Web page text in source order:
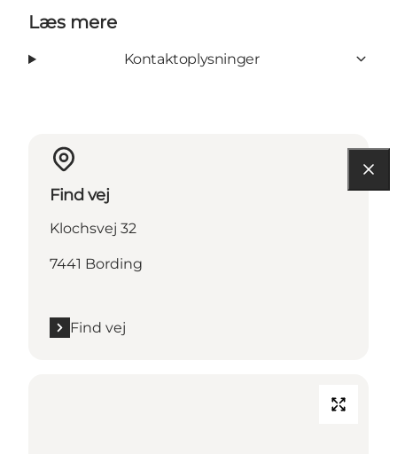
Læs mere
Kontaktoplysninger
Find vej
Klochsvej 32
7441 Bording
Find vej